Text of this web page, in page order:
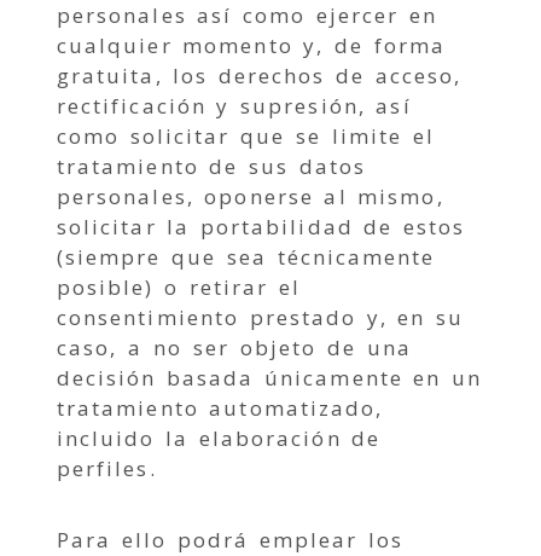
personales así como ejercer en
cualquier momento y, de forma
gratuita, los derechos de acceso,
rectificación y supresión, así
como solicitar que se limite el
tratamiento de sus datos
personales, oponerse al mismo,
solicitar la portabilidad de estos
(siempre que sea técnicamente
posible) o retirar el
consentimiento prestado y, en su
caso, a no ser objeto de una
decisión basada únicamente en un
tratamiento automatizado,
incluido la elaboración de
perfiles.
Para ello podrá emplear los